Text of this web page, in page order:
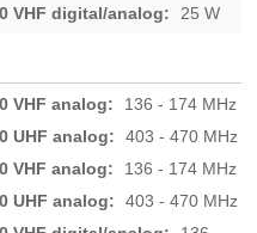
25 W
136 - 174 MHz
403 - 470 MHz
136 - 174 MHz
403 - 470 MHz